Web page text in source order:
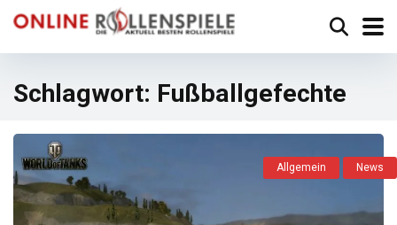
Schlagwort: Fußballgefechte
Allgemein News